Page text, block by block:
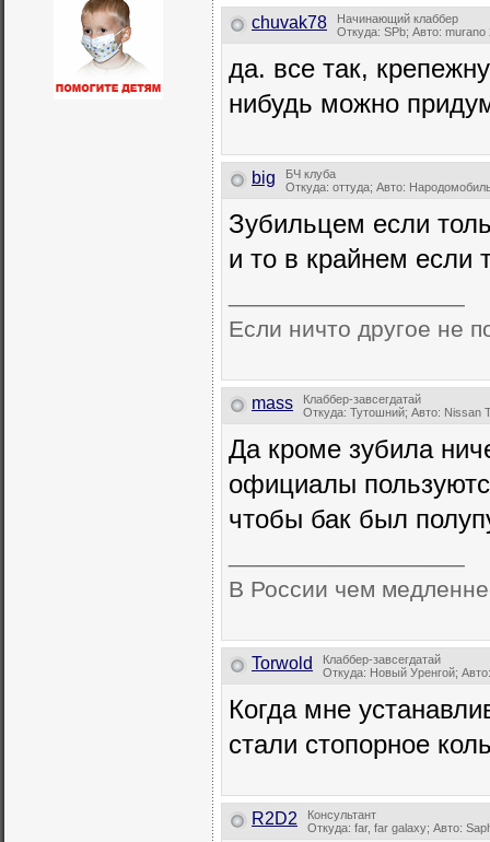
chuvak78
Начинающий клаббер
Откуда: SPb; Авто: murano
да. все так,
нибудь можно
big
БЧ клуба
Откуда: оттуда; Авто:
Зубильцем если
и то в крайнем если
Если ничто другое не
mass
Клаббер-завсегдатай
Откуда: Тутошний; Авто: Nissan
Да кроме зубила
официалы
чтобы бак был
В России чем
Torwold
Клаббер-завсегдатай
Откуда: Новый Уренгой;
Когда мне
стали стопорное
R2D2
Консультант
Откуда: far, far galaxy; Авто: